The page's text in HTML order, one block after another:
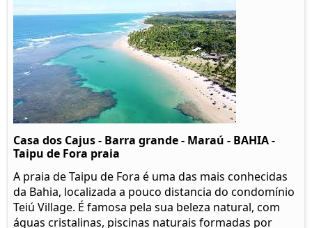
Casa dos Cajus - Barra grande - Maraú - BAHIA -
Taipu de Fora praia
A praia de Taipu de Fora é uma das mais conhecidas
da Bahia, localizada a pouco distancia do condomínio
Teiú Village. É famosa pela sua beleza natural, com
águas cristalinas, piscinas naturais formadas por